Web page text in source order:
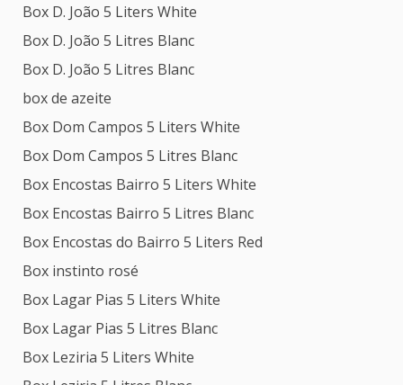
Box D. João 5 Liters White
Box D. João 5 Litres Blanc
Box D. João 5 Litres Blanc
box de azeite
Box Dom Campos 5 Liters White
Box Dom Campos 5 Litres Blanc
Box Encostas Bairro 5 Liters White
Box Encostas Bairro 5 Litres Blanc
Box Encostas do Bairro 5 Liters Red
Box instinto rosé
Box Lagar Pias 5 Liters White
Box Lagar Pias 5 Litres Blanc
Box Leziria 5 Liters White